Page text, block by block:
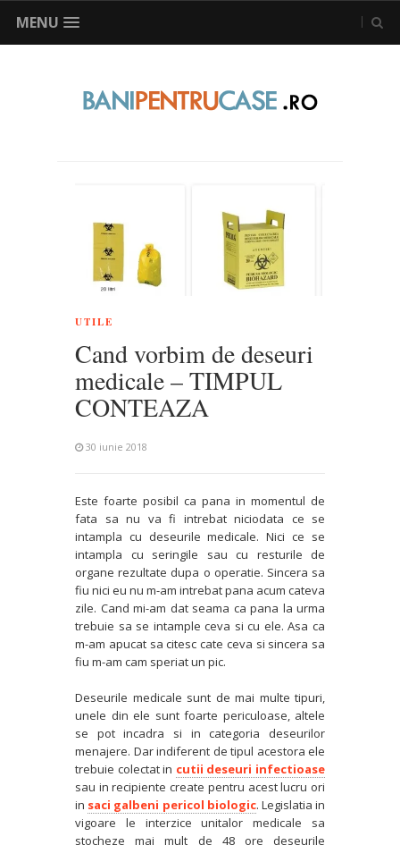
MENU
UTILE
Cand vorbim de deseuri
medicale – TIMPUL
CONTEAZA
30 iunie 2018
Este foarte posibil ca pana in momentul de
fata sa nu va fi intrebat niciodata ce se
intampla cu deseurile medicale. Nici ce se
intampla cu seringile sau cu resturile de
organe rezultate dupa o operatie. Sincera sa
fiu nici eu nu m-am intrebat pana acum cateva
zile. Cand mi-am dat seama ca pana la urma
trebuie sa se intample ceva si cu ele. Asa ca
m-am apucat sa citesc cate ceva si sincera sa
fiu m-am cam speriat un pic.
Deseurile medicale sunt de mai multe tipuri,
unele din ele sunt foarte periculoase, altele
se pot incadra si in categoria deseurilor
menajere. Dar indiferent de tipul acestora ele
trebuie colectat in cutii deseuri infectioase
sau in recipiente create pentru acest lucru ori
in saci galbeni pericol biologic. Legislatia in
vigoare le interzice unitalor medicale sa
stocheze mai mult de 48 ore deseurile